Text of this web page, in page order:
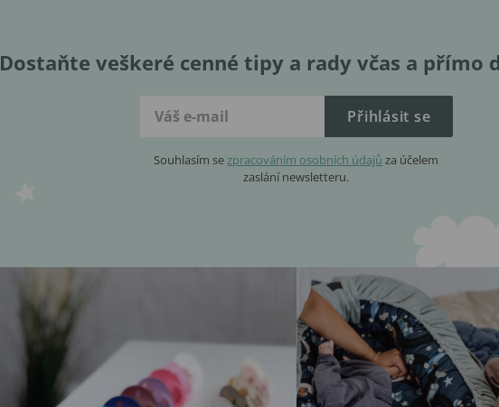
Dostaňte veškeré cenné tipy a rady včas a přímo
Přihlásit se
Souhlasím sezpracováním osobních údajů za účelem
zaslání newsletteru.